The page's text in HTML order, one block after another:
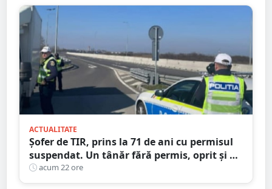
ACTUALITATE
Șofer de TIR, prins la 71 de ani cu permisul
suspendat. Un tânăr fără permis, oprit și el
la Petea
acum 22 ore